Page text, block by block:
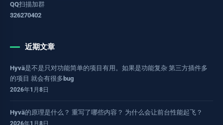
QQ扫描加群
326270402
近期文章
Hyvä是不是只对功能简单的项目有用。如果是功能复杂 第三方插件多
的项目 就会有很多bug
2026年1月8日
Hyvä的原理是什么？ 重写了哪些内容？ 为什么会让前台性能起飞？
2026年1月8日